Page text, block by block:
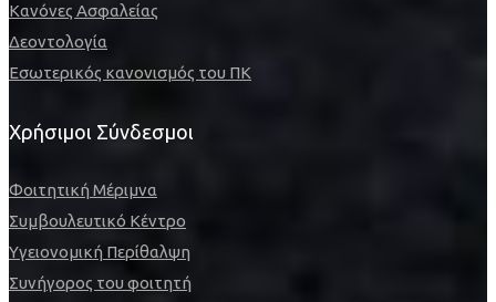
Κανόνες Ασφαλείας
Δεοντολογία
Εσωτερικός κανονισμός του ΠΚ
Χρήσιμοι Σύνδεσμοι
Φοιτητική Μέριμνα
Συμβουλευτικό Κέντρο
Υγειονομική Περίθαλψη
Συνήγορος του φοιτητή